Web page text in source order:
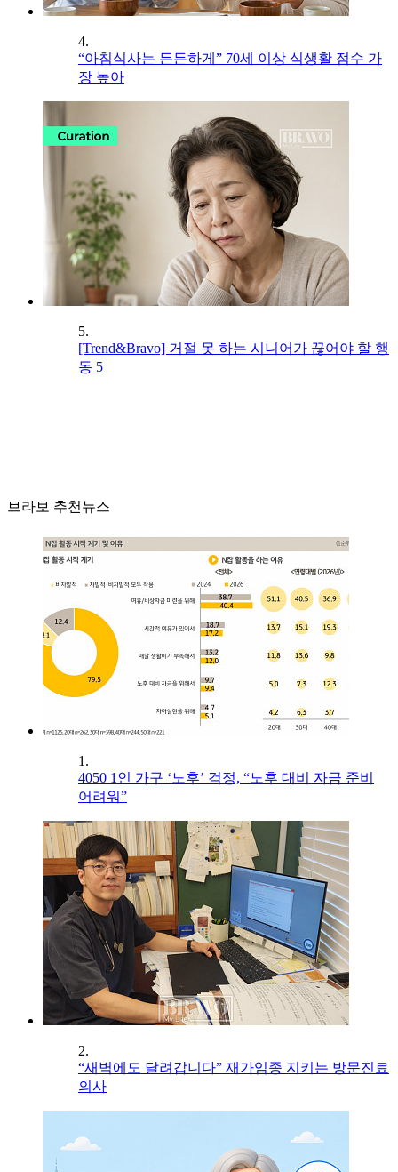
4.
“아침식사는 든든하게” 70세 이상 식생활 점수 가
장 높아
5.
[Trend&Bravo] 거절 못 하는 시니어가 끊어야 할 행
동 5
브라보 추천뉴스
1.
4050 1인 가구 ‘노후’ 걱정, “노후 대비 자금 준비
어려워”
2.
“새벽에도 달려갑니다” 재가임종 지키는 방문진료
의사